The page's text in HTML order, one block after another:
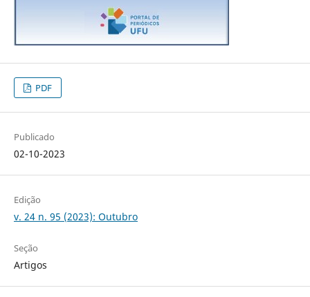
PDF
Publicado
02-10-2023
Edição
v. 24 n. 95 (2023): Outubro
Seção
Artigos